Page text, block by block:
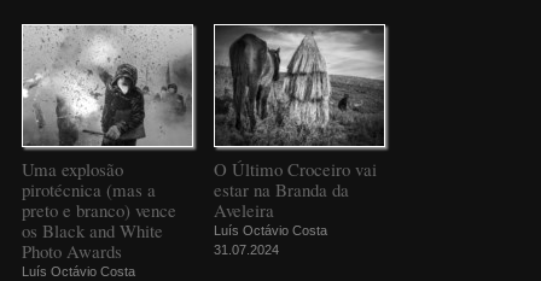
Uma explosão
pirotécnica (mas a
preto e branco) vence
os Black and White
Photo Awards
Luís Octávio Costa
O Último Croceiro vai
estar na Branda da
Aveleira
Luís Octávio Costa
31.07.2024